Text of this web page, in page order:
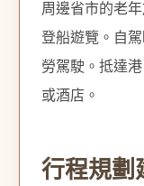
周邊省市的老
登船遊覽。自
勞駕駛。抵達
或酒店。
行程規劃